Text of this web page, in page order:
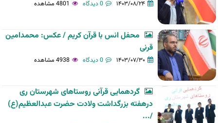
۱۴۰۳/۰۸/۲۴ 0 دیدگاه 4801 مشاهده
محفل انس با قرآن کریم / عکس: محمدامین
قرنی
۱۴۰۳/۰۷/۳۰ 0 دیدگاه 4938 مشاهده
گردهمایی قرآنی روستاهای شهرستان ری
درهفته بزرگداشت ولادت حضرت عبدالعظیم(ع)
/...